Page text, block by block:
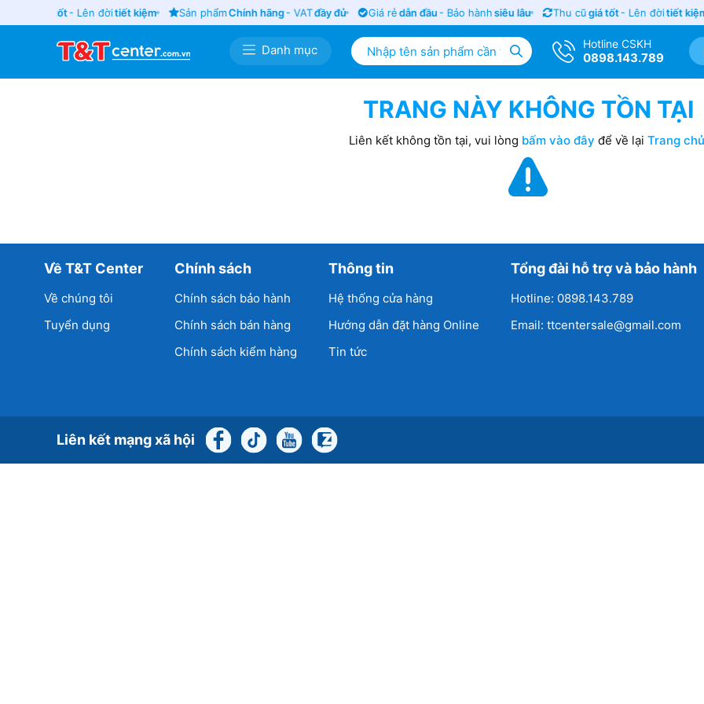
giá tốt- Lên đờitiết kiệm Sản phẩmChính hãng- VATđầy đủ Giá rẻdẫn đầu- Bảo hànhsiêu lâu Thu cũgiá tốt- Lên đờitiết
Danh mục Hotline CSKH
0898.143.789
TRANG NÀY KHÔNG TỒN TẠI
Liên kết không tồn tại, vui lòng bấm vào đây để về lại Trang chủ
Về T&T Center
Về chúng tôi
Tuyển dụng
Chính sách
Chính sách bảo hành
Chính sách bán hàng
Chính sách kiểm hàng
Thông tin
Hệ thống cửa hàng
Hướng dẫn đặt hàng Online
Tin tức
Tổng đài hỗ trợ và bảo hành
Hotline: 0898.143.789
Email: ttcentersale@gmail.com
Liên kết mạng xã hội